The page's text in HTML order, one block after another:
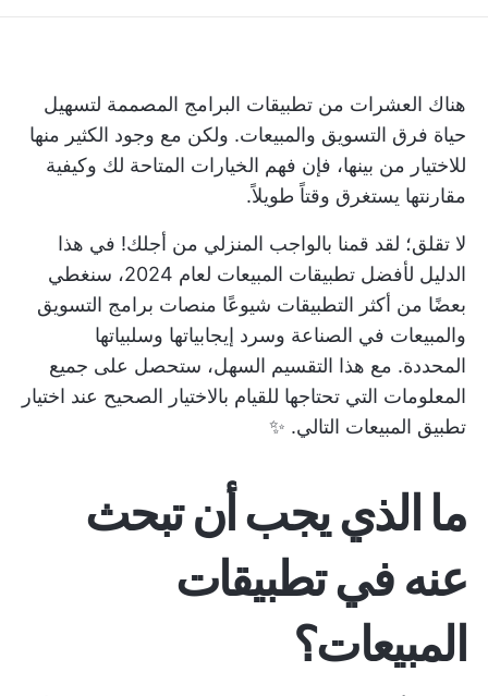
هناك العشرات من تطبيقات البرامج المصممة لتسهيل
حياة فرق التسويق والمبيعات. ولكن مع وجود الكثير منها
للاختيار من بينها، فإن فهم الخيارات المتاحة لك وكيفية
مقارنتها يستغرق وقتاً طويلاً.
لا تقلق؛ لقد قمنا بالواجب المنزلي من أجلك! في هذا
الدليل لأفضل تطبيقات المبيعات لعام 2024، سنغطي
بعضًا من أكثر التطبيقات شيوعًا منصات برامج التسويق
والمبيعات في الصناعة وسرد إيجابياتها وسلبياتها
المحددة. مع هذا التقسيم السهل، ستحصل على جميع
المعلومات التي تحتاجها للقيام بالاختيار الصحيح عند اختيار
تطبيق المبيعات التالي. ✨
ما الذي يجب أن تبحث
عنه في تطبيقات
المبيعات؟